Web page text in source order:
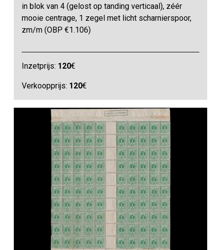
in blok van 4 (gelost op tanding verticaal), zéér
mooie centrage, 1 zegel met licht scharnierspoor,
zm/m (OBP €1.106)
Inzetprijs: 120€
Verkoopprijs: 120€